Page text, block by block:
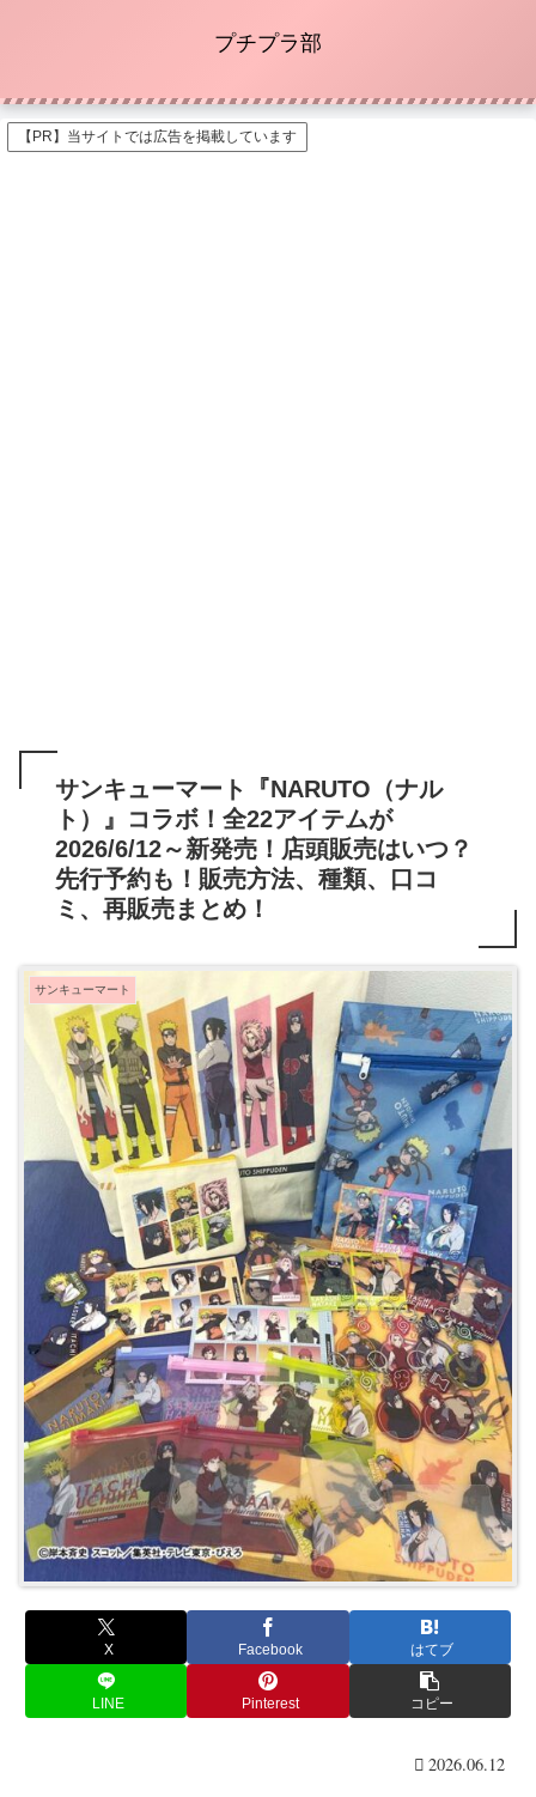
プチプラ部
【PR】当サイトでは広告を掲載しています
サンキューマート『NARUTO（ナル
ト）』コラボ！全22アイテムが
2026/6/12～新発売！店頭販売はいつ？
先行予約も！販売方法、種類、口コ
ミ、再販売まとめ！
サンキューマート
X Facebook はてブ
LINE Pinterest コピー
2026.06.12